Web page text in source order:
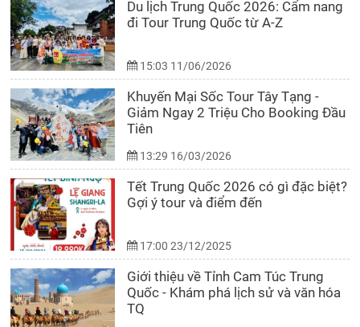
Du lịch Trung Quốc 2026: Cẩm nang
đi Tour Trung Quốc từ A-Z
15:03 11/06/2026
Khuyến Mại Sốc Tour Tây Tạng -
Giảm Ngay 2 Triệu Cho Booking Đầu
Tiên
13:29 16/03/2026
Tết Trung Quốc 2026 có gì đặc biệt?
Gợi ý tour và điểm đến
17:00 23/12/2025
Giới thiệu về Tỉnh Cam Túc Trung
Quốc - Khám phá lịch sử và văn hóa
TQ